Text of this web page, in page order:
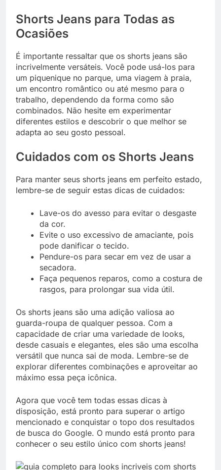
Shorts Jeans para Todas as
Ocasiões
É importante ressaltar que os shorts jeans são
incrivelmente versáteis. Você pode usá-los para
um piquenique no parque, uma viagem à praia,
um encontro romântico ou até mesmo para o
trabalho, dependendo da forma como são
combinados. Não hesite em experimentar
diferentes estilos e descobrir o que melhor se
adapta ao seu gosto pessoal.
Cuidados com os Shorts Jeans
Para manter seus shorts jeans em perfeito estado,
lembre-se de seguir estas dicas de cuidados:
Lave-os do avesso para evitar o desgaste
da cor.
Evite o uso excessivo de amaciante, pois
pode danificar o tecido.
Pendure-os para secar em vez de usar a
secadora.
Faça pequenos reparos, como a costura de
rasgos, para prolongar sua vida útil.
Os shorts jeans são uma adição valiosa ao
guarda-roupa de qualquer pessoa. Com a
capacidade de criar uma variedade de looks,
desde casuais e elegantes, eles são uma escolha
versátil que nunca sai de moda. Lembre-se de
explorar diferentes combinações e aproveitar ao
máximo essa peça icônica.
Agora que você tem todas essas dicas à
disposição, está pronto para superar o artigo
mencionado e conquistar o topo dos resultados
de busca do Google. O mundo está pronto para
conhecer o seu estilo único com shorts jeans!